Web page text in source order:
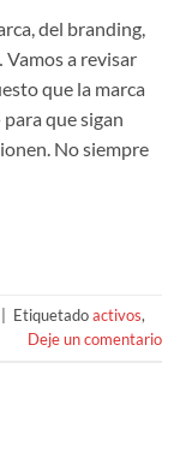
del branding,
a revisar
que la marca
que sigan
No siempre
Etiquetadoactivos,
Deje un comentario